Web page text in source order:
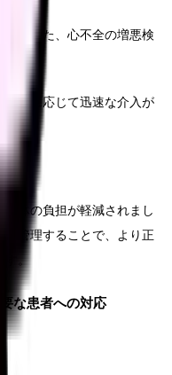
ました、心不全の増悪検
要に応じて迅速な介入が
体の負担が軽減されまし
管理することで、より正
す。
な患者への対応